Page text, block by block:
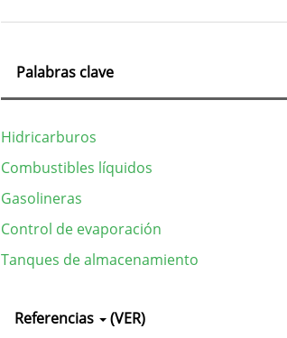
Palabras clave
Hidricarburos
Combustibles líquidos
Gasolineras
Control de evaporación
Tanques de almacenamiento
Detalles
Referencias (VER)